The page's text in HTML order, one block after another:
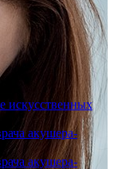
искусственных
акушера-
акушера-